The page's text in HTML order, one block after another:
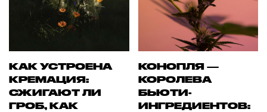
КАК УСТРОЕНА
КРЕМАЦИЯ:
СЖИГАЮТ ЛИ
ГРОБ, КАК
КОНОПЛЯ —
КОРОЛЕВА
БЬЮТИ-
ИНГРЕДИЕНТОВ: